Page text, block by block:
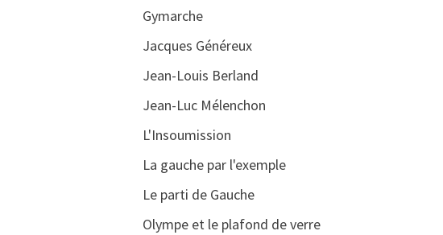
Gymarche
Jacques Généreux
Jean-Louis Berland
Jean-Luc Mélenchon
L'Insoumission
La gauche par l'exemple
Le parti de Gauche
Olympe et le plafond de verre